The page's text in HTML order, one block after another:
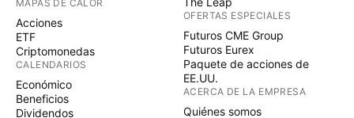
MAPAS DE CALOR
Acciones
ETF
Criptomonedas
CALENDARIOS
Económico
Beneficios
Dividendos
OFERTAS ESPECIALES
Futuros CME Group
Futuros Eurex
Paquete de acciones de
EE.UU.
ACERCA DE LA EMPRESA
Quiénes somos